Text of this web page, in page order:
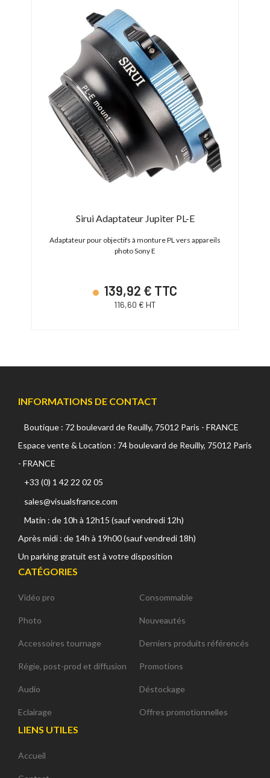
Sirui Adaptateur Jupiter PL-E
Adaptateur pour objectifs à monture PL vers appareils
photo Sony E
139,92 € TTC
116,60 € HT
INFORMATIONS DE CONTACT
Boutique : 72 boulevard de Reuilly, 75012 Paris - FRANCE
Espace vente & Location : 74 boulevard de Reuilly, 75012 Paris
- FRANCE
+33 (0) 1 42 22 02 05
sales@visualsfrance.com
Matin : de 10h à 12h15 (sauf vendredi 12h)
Après midi : de 14h à 19h00 (sauf vendredi 18h)
Un parking gratuit est à votre disposition
CATÉGORIES
Vidéo pro
Photo
Accessoires tournage
Régie, post-prod et diffusion
Audio
Eclairage
Consommable
Nouveautés
Derniers produits référencés
Promotions
Déstockage
Offres promotionnelles
LIENS UTILES
Accueil